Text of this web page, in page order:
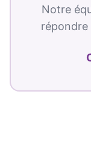
Notre